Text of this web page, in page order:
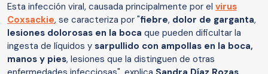
Esta infección viral, causada principalmente por el virus
Coxsackie, se caracteriza por "fiebre, dolor de garganta,
lesiones dolorosas en la boca que pueden dificultar la
ingesta de líquidos y sarpullido con ampollas en la boca,
manos y pies, lesiones que la distinguen de otras